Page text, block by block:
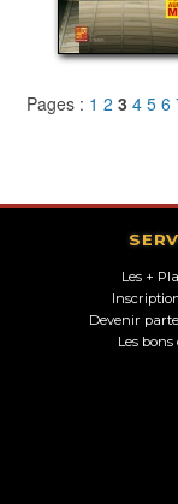
Pages : 1 2 3 4 5 6
Les +
Devenir
Les